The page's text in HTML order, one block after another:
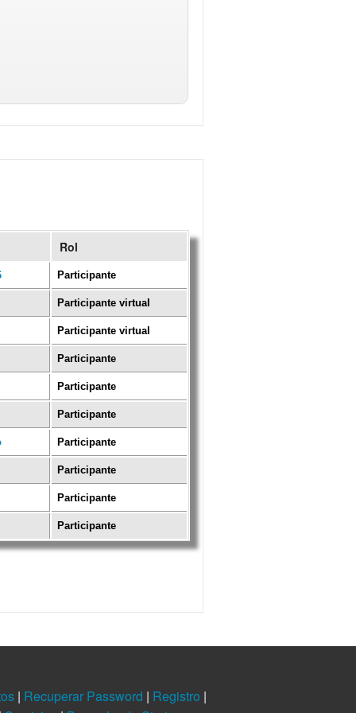
Rol
Participante
Participante virtual
Participante virtual
Participante
Participante
Participante
Participante
Participante
Participante
Participante
| Recuperar Password | Registro |